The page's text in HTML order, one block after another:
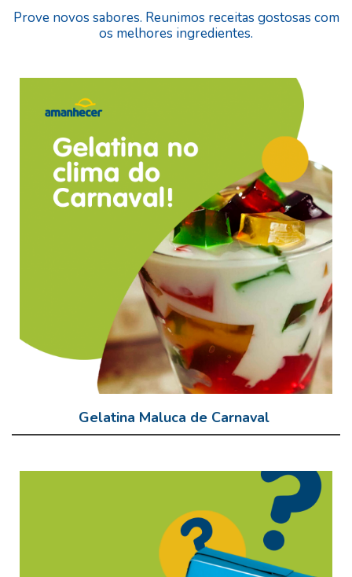
Prove novos sabores. Reunimos receitas gostosas com
os melhores ingredientes.
Gelatina Maluca de Carnaval